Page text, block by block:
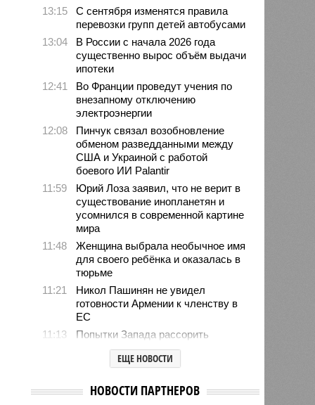
13:15
С сентября изменятся правила
перевозки групп детей автобусами
13:04
В России с начала 2026 года
существенно вырос объём выдачи
ипотеки
12:41
Во Франции проведут учения по
внезапному отключению
электроэнергии
12:08
Пинчук связал возобновление
обменом разведданными между
США и Украиной с работой
боевого ИИ Palantir
11:59
Юрий Лоза заявил, что не верит в
существование инопланетян и
усомнился в современной картине
мира
11:48
Женщина выбрала необычное имя
для своего ребёнка и оказалась в
тюрьме
11:21
Никол Пашинян не увидел
готовности Армении к членству в
ЕС
11:13
Попытки Запада рассорить
Москву и Астану назвали
бесперспективными
опроверг слова министра обороны
ЕЩЕ НОВОСТИ
НОВОСТИ ПАРТНЕРОВ